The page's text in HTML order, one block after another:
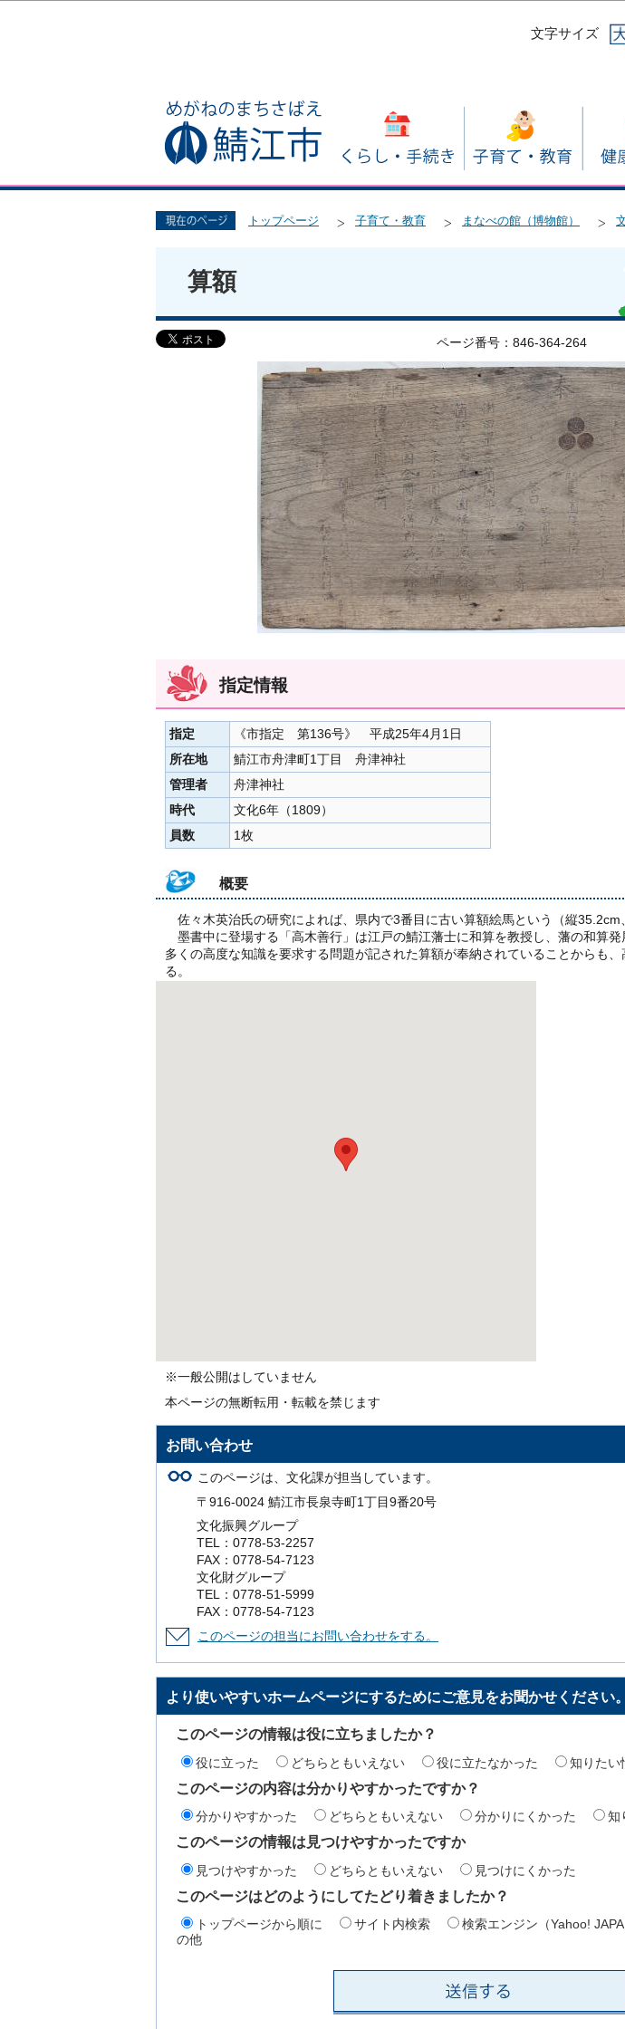
文字サイズ
トップページ 子育て・教育 まなべの館（博物館）
算額
ページ番号：846-364-264
指定情報
指定
《市指定 第136号》 平成25年4月1日
所在地
鯖江市舟津町1丁目 舟津神社
管理者
舟津神社
時代
文化6年（1809）
員数
1枚
概要
佐々木英治氏の研究によれば、県内で3番目に古い算額絵馬という（縦35.2cm
墨書中に登場する「高木善行」は江戸の鯖江藩士に和算を教授し、藩の和算
多くの高度な知識を要求する問題が記された算額が奉納されていることからも
る。
※一般公開はしていません
本ページの無断転用・転載を禁じます
お問い合わせ
このページは、文化課が担当しています。
〒916-0024 鯖江市長泉寺町1丁目9番20号
文化振興グループ
TEL：0778-53-2257
FAX：0778-54-7123
文化財グループ
TEL：0778-51-5999
FAX：0778-54-7123
このページの担当にお問い合わせをする。
より使いやすいホームページにするためにご意見をお聞かせください。
このページの情報は役に立ちましたか？
役に立った どちらともいえない 役に立たなかった 知りたい
このページの内容は分かりやすかったですか？
分かりやすかった どちらともいえない 分かりにくかった 知
このページの情報は見つけやすかったですか
見つけやすかった どちらともいえない 見つけにくかった
このページはどのようにしてたどり着きましたか？
トップページから順に サイト内検索 検索エンジン（Yahoo!
の他